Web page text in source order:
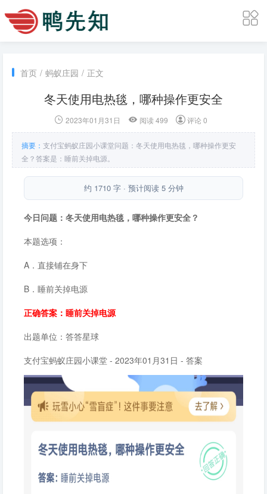
首页 / 蚂蚁庄园 / 正文
冬天使用电热毯，哪种操作更安全
2023年01月31日 阅读 499 评论 0
摘要： 支付宝蚂蚁庄园小课堂问题：冬天使用电热毯，哪种操作更安
全？答案是：睡前关掉电源。
约 1710 字 · 预计阅读 5 分钟
今日问题：冬天使用电热毯，哪种操作更安全？
本题选项：
A．直接铺在身下
B．睡前关掉电源
正确答案：睡前关掉电源
出题单位：答答星球
支付宝蚂蚁庄园小课堂 - 2023年01月31日 - 答案